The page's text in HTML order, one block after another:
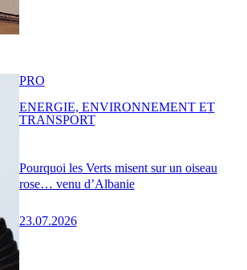
Pourquoi les Verts misent sur un oiseau
rose… venu d’Albanie
23.07.2026
PRO
ENERGIE, ENVIRONNEMENT ET
TRANSPORT